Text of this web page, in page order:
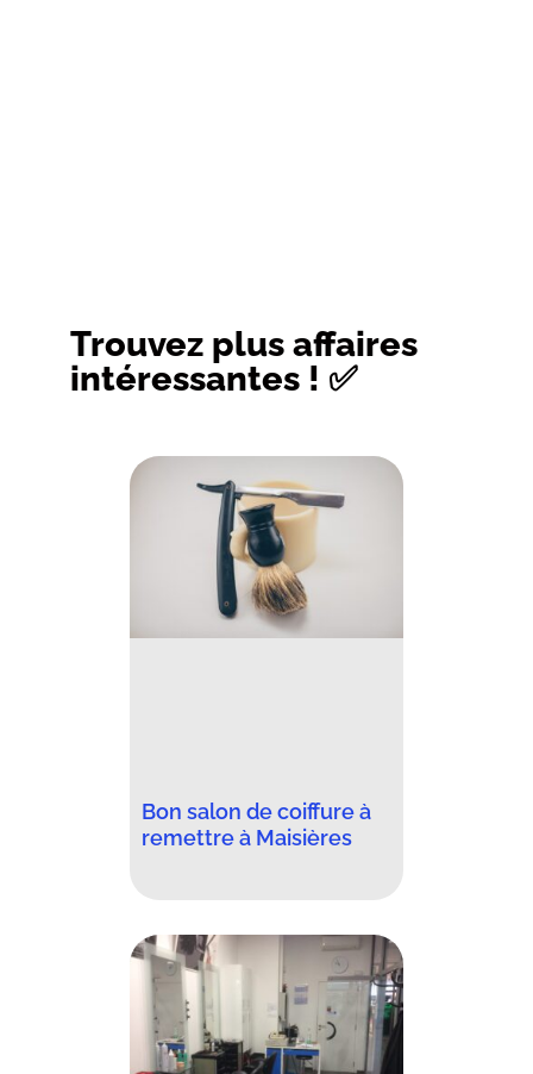
Trouvez plus affaires
intéressantes ! ✅
Bon salon de coiffure à
remettre à Maisières